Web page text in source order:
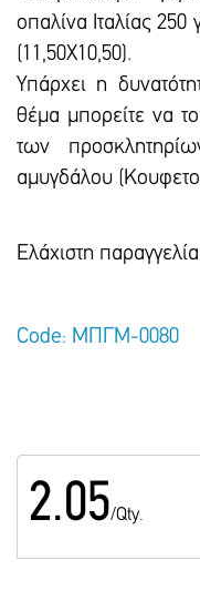
οπαλίνα Ιταλίας
(11,50X10,50).
Υπάρχει η
θέμα μπορείτε να
των
αμυγδάλου
Ελάχιστη
Code: ΜΠΓΜ-0080
2.05/Qty.